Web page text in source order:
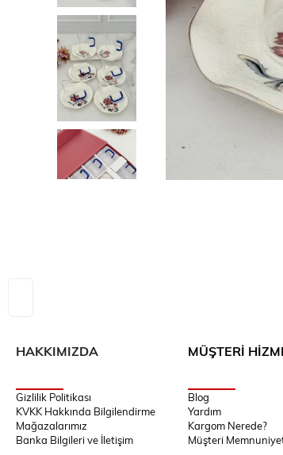
HAKKIMIZDA
Gizlilik Politikası
KVKK Hakkında Bilgilendirme
Mağazalarımız
Banka Bilgileri ve İletişim
MÜŞTERİ
Blog
Yardım
Kargom Nerede?
Müşteri